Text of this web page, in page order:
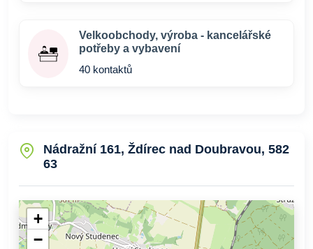
Velkoobchody, výroba - kancelářské
potřeby a vybavení
40 kontaktů
Nádražní 161, Ždírec nad Doubravou, 582
63
+
−